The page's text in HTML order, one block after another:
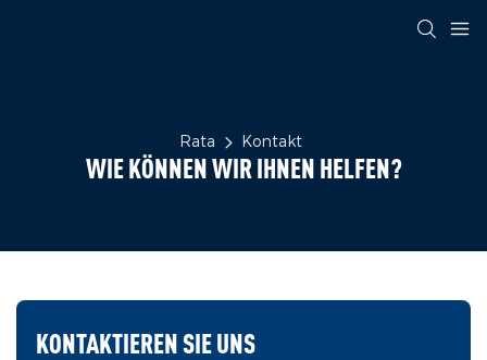
Rata Kontakt
WIE KÖNNEN WIR IHNEN HELFEN?
KONTAKTIEREN SIE UNS